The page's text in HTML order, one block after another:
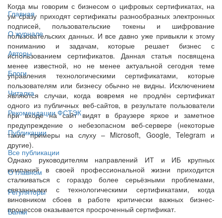
Главная
О журнале
Авторы
Блоги
Читалка
Рекомендации ФСТЭК
Публикации
Все публикации
О главном
Регуляторы
Банки
Когда мы говорим с бизнесом о цифровых сертификатах, на
ум сразу приходят сертификаты разнообразных электронных
подписей, пользовательские токены и шифрование
пользовательских данных. И все давно уже привыкли к этому
пониманию и задачам, которые решает бизнес с
использованием сертификатов. Данная статья посвящена
менее известной, но не менее актуальной сегодня теме
управления технологическими сертификатами, которые
пользователям или бизнесу обычно не видны. Исключением
являются случаи, когда вовремя не продлён сертификат
одного из публичных веб-сайтов, в результате пользователи
при входе на сайт видят в браузере яркое и заметное
предупреждение о небезопасном веб-сервере (некоторые
такие примеры на слуху – Microsoft, Google, Telegram и
другие).
Однако руководителям направлений ИТ и ИБ крупных
компаний в своей профессиональной жизни приходится
сталкиваться с гораздо более серьёзными проблемами,
связанными с технологическими сертификатами, когда
виновником сбоев в работе критически важных бизнес-
процессов оказывается просроченный сертификат.